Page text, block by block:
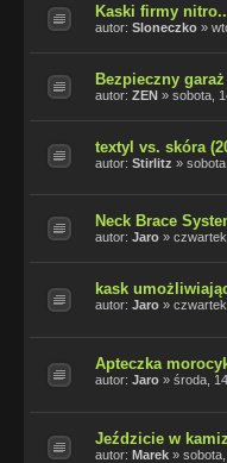
Kaski firmy
autor: Sloneczko »
Bezpieczny garaż
autor: ZEN » sobota,
textyl vs. skóra
autor: Stirlitz »
Neck Brace
autor: Jaro »
kask
autor: Jaro »
Apteczka
autor: Jaro » środa,
Jeździcie w
autor: Marek »